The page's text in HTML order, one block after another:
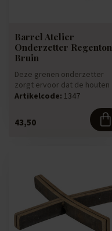
Barrel Atelier
Onderzetter Regenton
Bruin
Deze grenen onderzetter
zorgt ervoor dat de houten
regenton hoger staat en de
Artikelcode: 1347
43,50